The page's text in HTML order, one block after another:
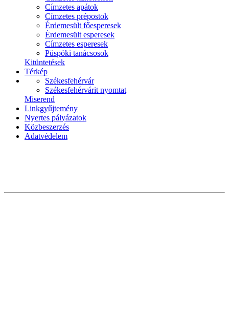
Címzetes apátok
Címzetes prépostok
Érdemesült főesperesek
Érdemesült esperesek
Címzetes esperesek
Püspöki tanácsosok
Kitüntetések
Térkép
Székesfehérvár
Székesfehérvárit nyomtat
Miserend
Linkgyűjtemény
Nyertes pályázatok
Közbeszerzés
Adatvédelem